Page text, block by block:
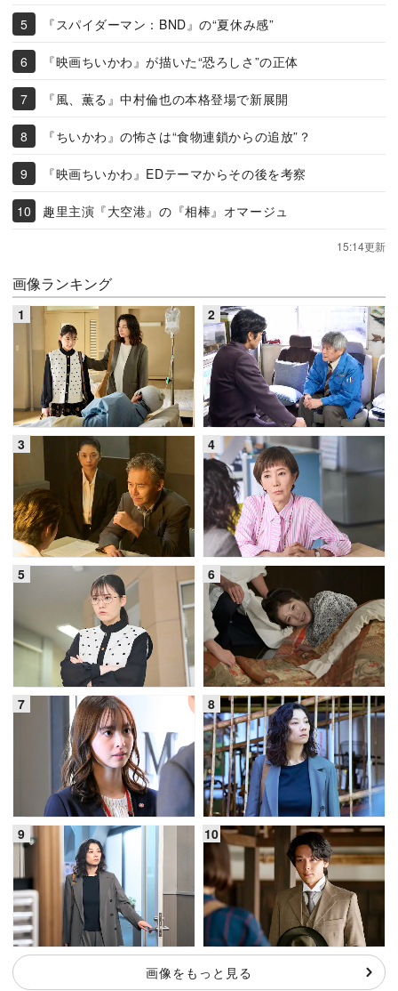
『スパイダーマン：BND』の“夏休み感”
『映画ちいかわ』が描いた“恐ろしさ”の正体
『風、薫る』中村倫也の本格登場で新展開
『ちいかわ』の怖さは“食物連鎖からの追放”？
『映画ちいかわ』EDテーマからその後を考察
趣里主演『大空港』の『相棒』オマージュ
15:14更新
画像ランキング
画像をもっと見る